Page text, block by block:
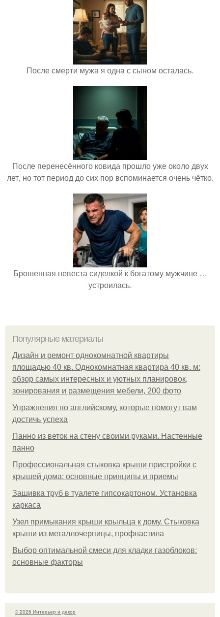
После смерти мужа я одна с сыном осталась.
После перенесённого ковида прошло уже около двух
лет, но тот период до сих пор вспоминается очень чётко.
Брошенная невеста сиделкой к богатому мужчине …
устроилась.
Популярные материалы
Дизайн и ремонт однокомнатной квартиры
площадью 40 кв. Однокомнатная квартира 40 кв. м:
обзор самых интересных и уютных планировок,
зонирования и размещения мебели, 200 фото
Упражнения по английскому, которые помогут вам
достичь успеха
Панно из веток на стену своими руками. Настенные
панно
Профессиональная стыковка крыши пристройки с
крышей дома: основные принципы и приемы
Зашивка труб в туалете гипсокартоном. Установка
каркаса
Узел примыкания крыши крыльца к дому. Стыковка
крыши из металлочерпицы, профнастила
Выбор оптимальной смеси для кладки газоблоков:
основные факторы
© 2026 Интерьер и декор